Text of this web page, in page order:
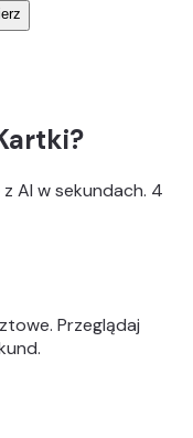
AI w sekundach. 4
Przeglądaj